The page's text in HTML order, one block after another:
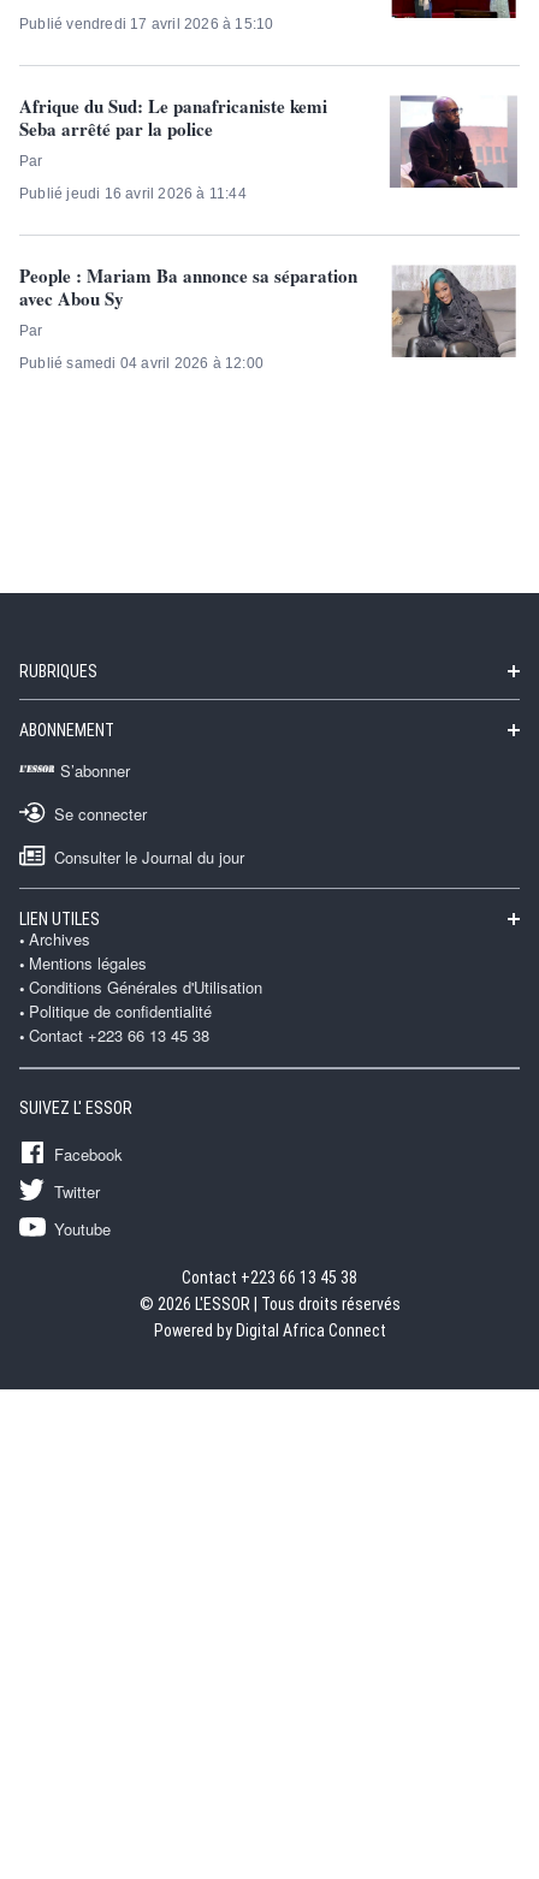
Publié vendredi 17 avril 2026 à 15:10
Afrique du Sud: Le panafricaniste kemi
Seba arrêté par la police
Par
Publié jeudi 16 avril 2026 à 11:44
People : Mariam Ba annonce sa séparation
avec Abou Sy
Par
Publié samedi 04 avril 2026 à 12:00
RUBRIQUES
ABONNEMENT
S’abonner
Se connecter
Consulter le Journal du jour
LIEN UTILES
Archives
Mentions légales
Conditions Générales d'Utilisation
Politique de confidentialité
Contact +223 66 13 45 38
SUIVEZ L' ESSOR
Facebook
Twitter
Youtube
Contact +223 66 13 45 38
© 2026 L'ESSOR | Tous droits réservés
Powered by Digital Africa Connect